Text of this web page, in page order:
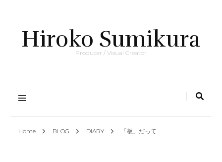
Hiroko Sumikura
Producer / Visual Creator
Home BLOG DIARY 「板」だって